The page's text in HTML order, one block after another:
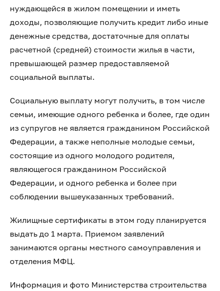
нуждающейся в жилом помещении и иметь
доходы, позволяющие получить кредит либо иные
денежные средства, достаточные для оплаты
расчетной (средней) стоимости жилья в части,
превышающей размер предоставляемой
социальной выплаты.
Социальную выплату могут получить, в том числе
семьи, имеющие одного ребенка и более, где один
из супругов не является гражданином Российской
Федерации, а также неполные молодые семьи,
состоящие из одного молодого родителя,
являющегося гражданином Российской
Федерации, и одного ребенка и более при
соблюдении вышеуказанных требований.
Жилищные сертификаты в этом году планируется
выдать до 1 марта. Приемом заявлений
занимаются органы местного самоуправления и
отделения МФЦ.
Информация и фото Министерства строительства